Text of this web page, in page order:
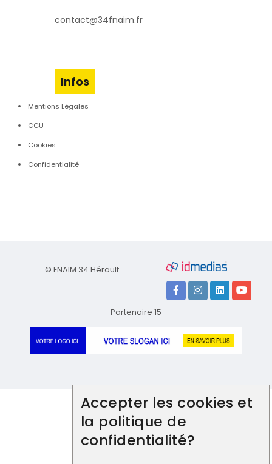
contact@34fnaim.fr
Infos
Mentions Légales
CGU
Cookies
Confidentialité
© FNAIM 34 Hérault
- Partenaire 15 -
Accepter les cookies et
la politique de
confidentialité?